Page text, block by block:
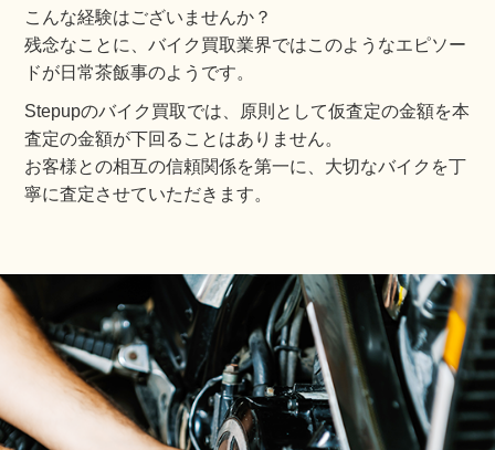
こんな経験はございませんか？
残念なことに、バイク買取業界ではこのようなエピソー
ドが日常茶飯事のようです。
Stepupのバイク買取では、原則として仮査定の金額を本
査定の金額が下回ることはありません。
お客様との相互の信頼関係を第一に、大切なバイクを丁
寧に査定させていただきます。